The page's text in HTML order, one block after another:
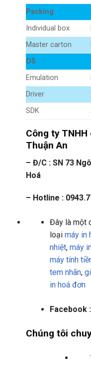
Packing
Individual box
Master carton
OS
Emulation
Driver
SDK
Công ty
Thuận An
– Đ/C : SN 73
Hoá
– Hotline :
Đây là một
loạimáy in
nhiệt, máy
máy tính
tem nhãn,
in hoá đơn
Facebook :
Chúng tôi